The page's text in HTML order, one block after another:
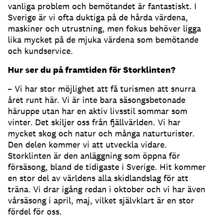
vanliga problem och bemötandet är fantastiskt. I
Sverige är vi ofta duktiga på de hårda värdena,
maskiner och utrustning, men fokus behöver ligga
lika mycket på de mjuka värdena som bemötande
och kundservice.
Hur ser du på framtiden för Storklinten?
– Vi har stor möjlighet att få turismen att snurra
året runt här. Vi är inte bara säsongsbetonade
häruppe utan har en aktiv livsstil sommar som
vinter. Det skiljer oss från fjällvärlden. Vi har
mycket skog och natur och många naturturister.
Den delen kommer vi att utveckla vidare.
Storklinten är den anläggning som öppna för
försäsong, bland de tidigaste i Sverige. Hit kommer
en stor del av världens alla skidlandslag för att
träna. Vi drar igång redan i oktober och vi har även
vårsäsong i april, maj, vilket självklart är en stor
fördel för oss.